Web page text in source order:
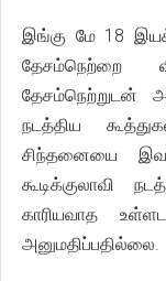
இங்கு மே 18
தேசம்நெற்றை
தேசம்நெற்றுடன்
நடத்திய
சிந்தனையை
கூடிக்குலாவி
காரியவாத
அனுமதிப்பதில்லை.